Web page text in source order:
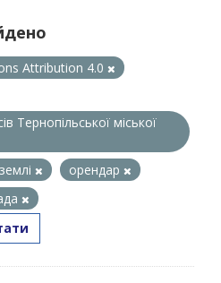
Attribution 4.0
Тернопільської міської
орендар